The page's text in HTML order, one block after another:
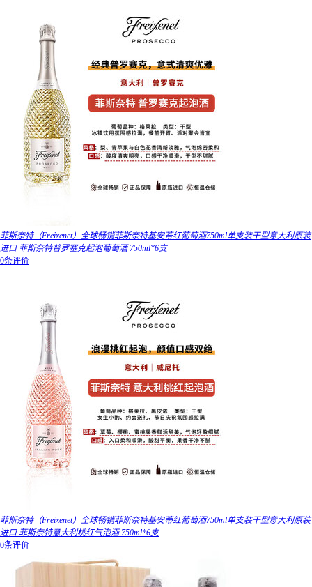
菲斯奈特（Freixenet）全球畅销菲斯奈特基安蒂红葡萄酒750ml单支装干型意大利原装
进口 菲斯奈特普罗塞克起泡葡萄酒 750ml*6支
0条评价
菲斯奈特（Freixenet）全球畅销菲斯奈特基安蒂红葡萄酒750ml单支装干型意大利原装
进口 菲斯奈特意大利桃红气泡酒 750ml*6支
0条评价